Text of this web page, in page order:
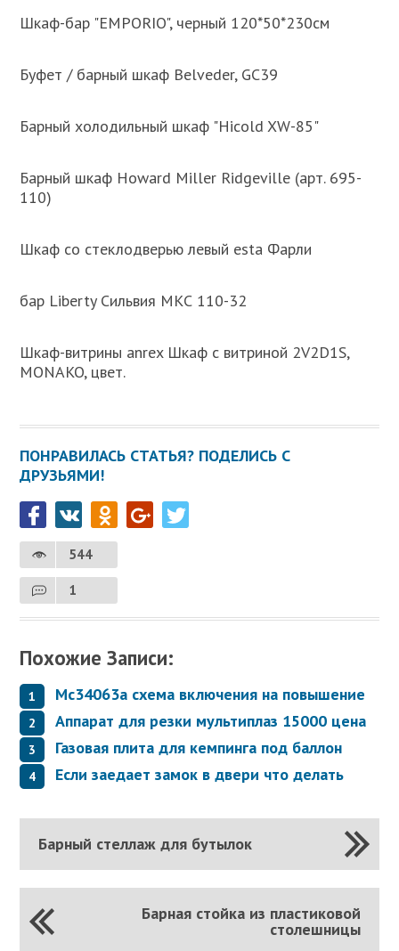
Шкаф-бар "EMPORIO", черный 120*50*230см
Буфет / барный шкаф Belveder, GC39
Барный холодильный шкаф "Hicold XW-85"
Барный шкаф Howard Miller Ridgeville (арт. 695-
110)
Шкаф со стеклодверью левый esta Фарли
бар Liberty Сильвия МКС 110-32
Шкаф-витрины anrex Шкаф с витриной 2V2D1S,
MONAKO, цвет.
ПОНРАВИЛАСЬ СТАТЬЯ? ПОДЕЛИСЬ С
ДРУЗЬЯМИ!
544
1
Похожие Записи:
Mc34063a схема включения на повышение
Аппарат для резки мультиплаз 15000 цена
Газовая плита для кемпинга под баллон
Если заедает замок в двери что делать
Барный стеллаж для бутылок
Барная стойка из пластиковой
столешницы